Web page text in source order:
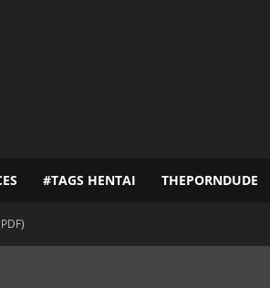
#TAGS HENTAI THEPORNDUDE